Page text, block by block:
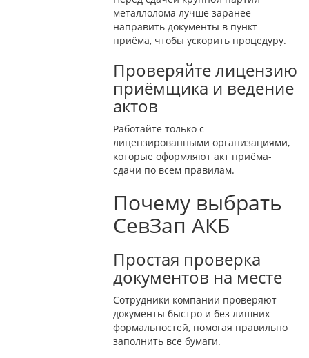
металлолома лучше заранее
направить документы в пункт
приёма, чтобы ускорить процедуру.
Проверяйте лицензию
приёмщика и ведение
актов
Работайте только с
лицензированными организациями,
которые оформляют акт приёма-
сдачи по всем правилам.
Почему выбрать
СевЗап АКБ
Простая проверка
документов на месте
Сотрудники компании проверяют
документы быстро и без лишних
формальностей, помогая правильно
заполнить все бумаги.